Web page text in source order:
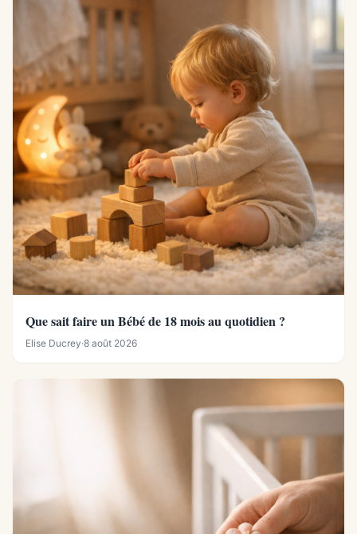
Que sait faire un Bébé de 18 mois au quotidien ?
Elise Ducrey·8 août 2026